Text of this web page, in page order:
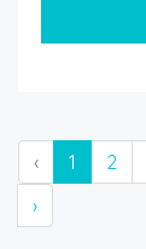
‹ 1 2
›